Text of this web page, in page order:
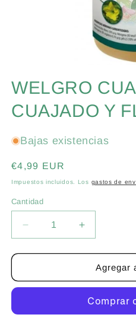
multimedia
1
en
una
WELGRO
CUAJADO Y
Bajas existencias
Precio
habitual
€4,99 EUR
Impuestos incluidos. Los gastos de
Cantidad
Cantidad
Reducir
cantidad
para
CUAJE
CUAJADO
Aumentar
cantidad
para
WELGRO
CUAJE
CUAJADO
Agregar